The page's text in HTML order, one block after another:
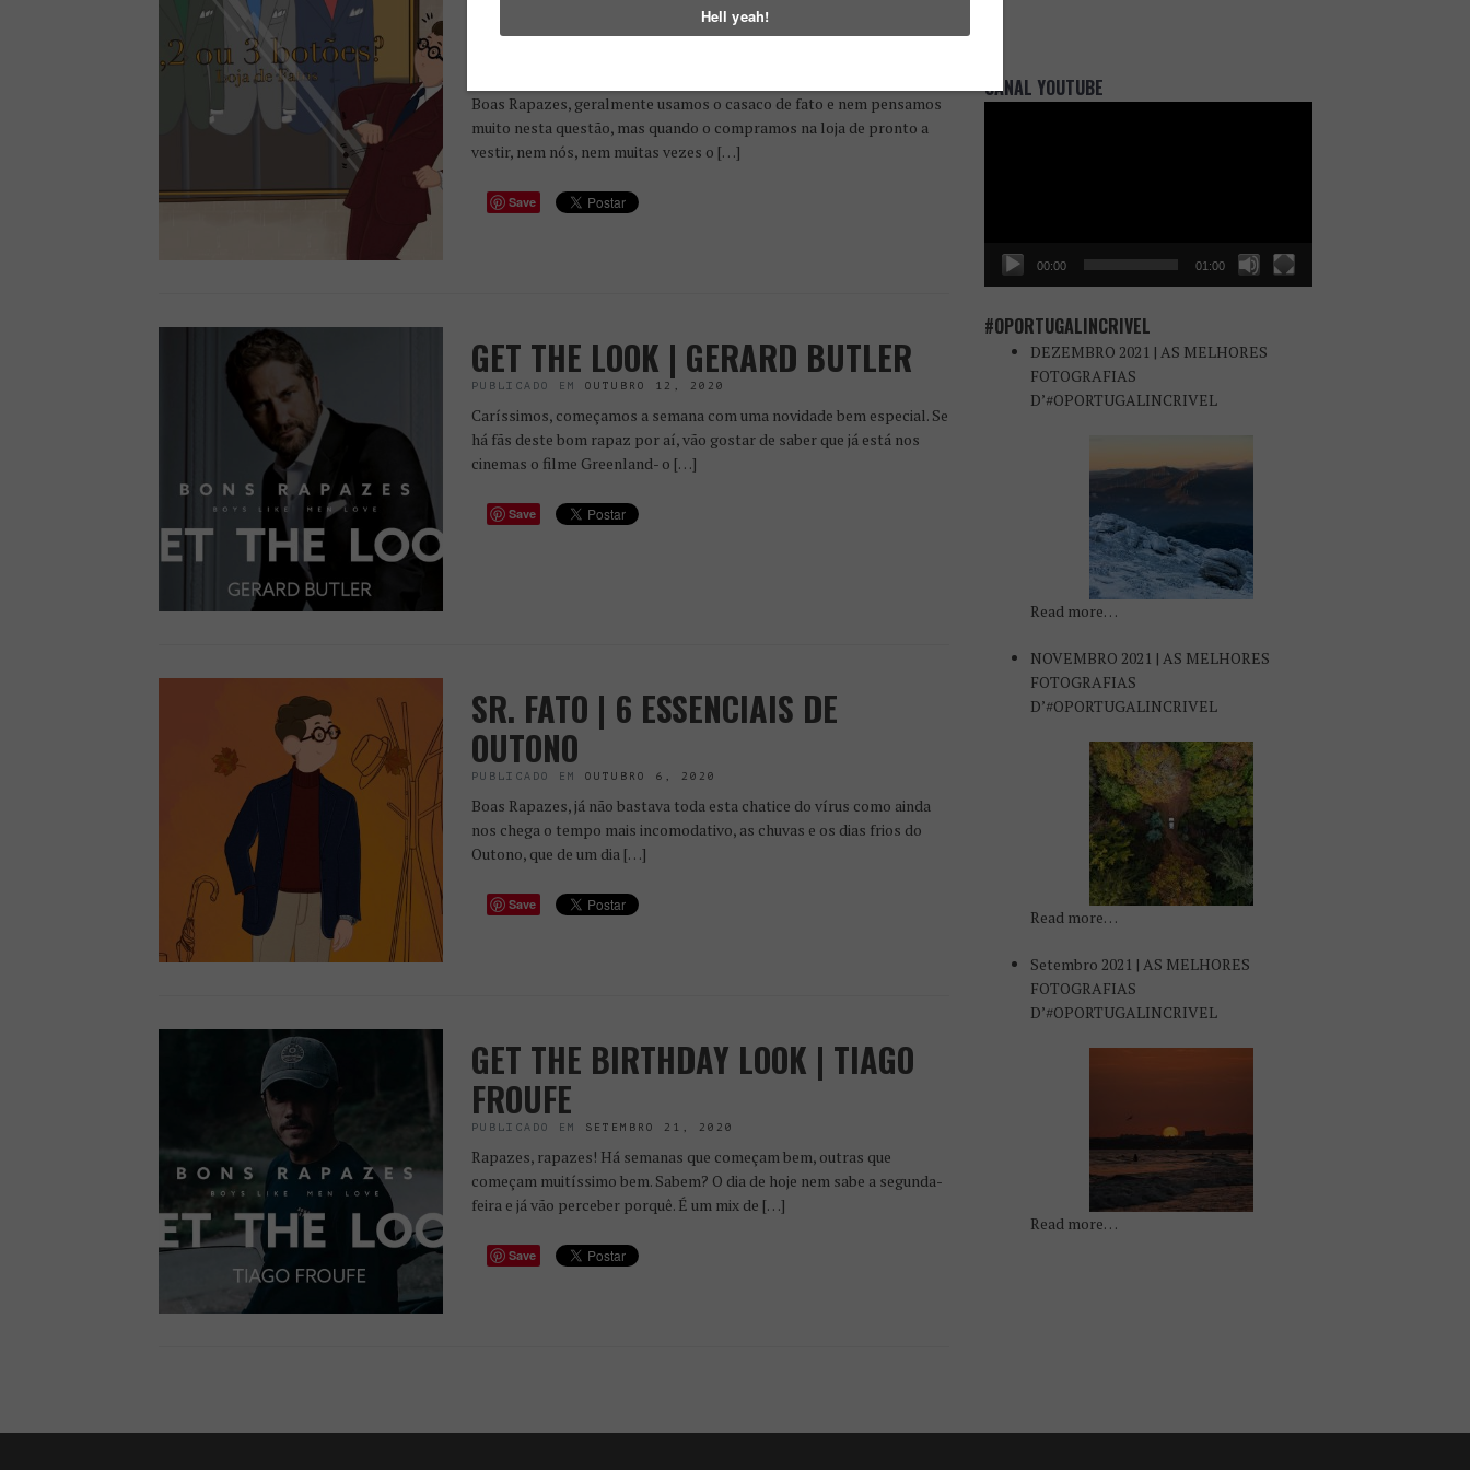
BOTÕES? QUAL ME FICA MELHOR?
Boas Rapazes, geralmente usamos o casaco de fato e nem pensamos
muito nesta questão, mas quando o compramos na loja de pronto a
vestir, nem nós, nem muitas vezes o […]
Save
GET THE LOOK | GERARD BUTLER
PUBLICADO EM OUTUBRO 12, 2020
Caríssimos, começamos a semana com uma novidade bem especial. Se
há fãs deste bom rapaz por aí, vão gostar de saber que já está nos
cinemas o filme Greenland- o […]
Save
SR. FATO | 6 ESSENCIAIS DE
OUTONO
PUBLICADO EM OUTUBRO 6, 2020
Boas Rapazes, já não bastava toda esta chatice do vírus como ainda
nos chega o tempo mais incomodativo, as chuvas e os dias frios do
Outono, que de um dia […]
Save
GET THE BIRTHDAY LOOK | TIAGO
FROUFE
PUBLICADO EM SETEMBRO 21, 2020
Rapazes, rapazes! Há semanas que começam bem, outras que
começam muitíssimo bem. Sabem? O dia de hoje nem sabe a segunda-
feira e já vão perceber porquê. É um mix de […]
Save
CANAL YOUTUBE
00:00 01:00
#OPORTUGALINCRIVEL
DEZEMBRO 2021 | AS MELHORES
FOTOGRAFIAS
D’#OPORTUGALINCRIVEL
Read more…
NOVEMBRO 2021 | AS MELHORES
FOTOGRAFIAS
D’#OPORTUGALINCRIVEL
Read more…
Setembro 2021 | AS MELHORES
FOTOGRAFIAS
D’#OPORTUGALINCRIVEL
Read more…